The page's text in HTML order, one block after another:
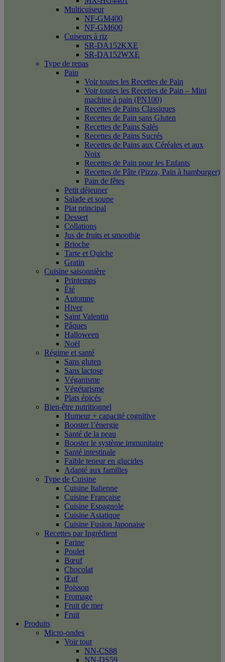
Multicuiseur
NF-GM400
NF-GM600
Cuiseurs à riz
SR-DA152KXE
SR-DA152WXE
Type de repas
Pain
Voir toutes les Recettes de Pain
Voir toutes les Recettes de Pain – Mini
machine à pain (PN100)
Recettes de Pains Classiques
Recettes de Pain sans Gluten
Recettes de Pains Salés
Recettes de Pains Sucrés
Recettes de Pains aux Céréales et aux
Noix
Recettes de Pain pour les Enfants
Recettes de Pâte (Pizza, Pain à hamburger)
Pain de fêtes
Petit déjeuner
Salade et soupe
Plat principal
Dessert
Collations
Jus de fruits et smoothie
Brioche
Tarte et Quiche
Gratin
Cuisine saisonnière
Printemps
Été
Automne
Hiver
Saint Valentin
Pâques
Halloween
Noël
Régime et santé
Sans gluten
Sans lactose
Véganisme
Végétarisme
Plats épicés
Bien-être nutritionnel
Humeur + capacité cognitive
Booster l’énergie
Santé de la peau
Booster le système immunitaire
Santé intestinale
Faible teneur en glucides
Adapté aux familles
Type de Cuisine
Cuisine Italienne
Cuisine Française
Cuisine Espagnole
Cuisine Asiatique
Cuisine Fusion Japonaise
Recettes par Ingrédient
Farine
Poulet
Bœuf
Chocolat
Œuf
Poisson
Fromage
Fruit de mer
Fruit
Produits
Micro-ondes
Voir tout
NN-CS88
NN-DS59